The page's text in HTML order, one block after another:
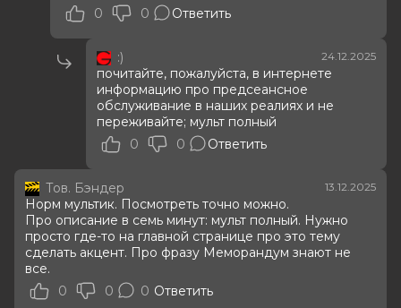
0
0 Ответить
:) 24.12.2025
почитайте, пожалуйста, в интернете
информацию про предсеансное
обслуживание в наших реалиях и не
переживайте; мульт полный
0
0 Ответить
Тов. Бэндер 13.12.2025
Норм мультик. Посмотреть точно можно.
Про описание в семь минут: мульт полный. Нужно
просто где-то на главной странице про это тему
сделать акцент. Про фразу Меморандум знают не
все.
0
0 0 Ответить